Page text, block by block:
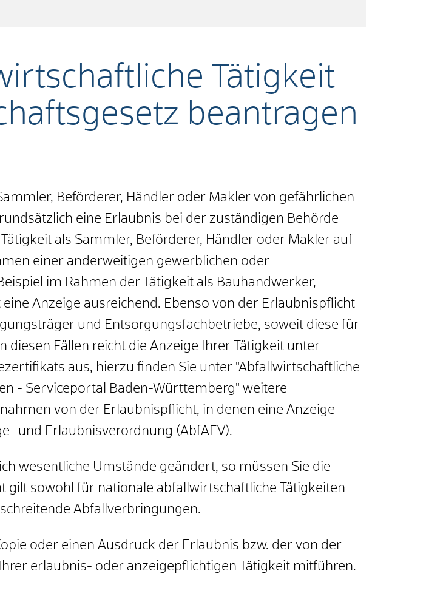
Tätigkeit
beantragen
Beförderer, Händler oder Makler von gefährlichen
eine Erlaubnis bei der zuständigen Behörde
als Sammler, Beförderer, Händler oder Makler auf
einer anderweitigen gewerblichen oder
im Rahmen der Tätigkeit als Bauhandwerker,
Anzeige ausreichend. Ebenso von der Erlaubnispflicht
und Entsorgungsfachbetriebe, soweit diese für
Fällen reicht die Anzeige Ihrer Tätigkeit unter
aus, hierzu finden Sie unter "Abfallwirtschaftliche
- Serviceportal Baden-Württemberg" weitere
von der Erlaubnispflicht, in denen eine Anzeige
und Erlaubnisverordnung (AbfAEV).
wesentliche Umstände geändert, so müssen Sie die
gilt sowohl für nationale abfallwirtschaftliche Tätigkeiten
Abfallverbringungen.
oder einen Ausdruck der Erlaubnis bzw. der von der
erlaubnis- oder anzeigepflichtigen Tätigkeit mitführen.